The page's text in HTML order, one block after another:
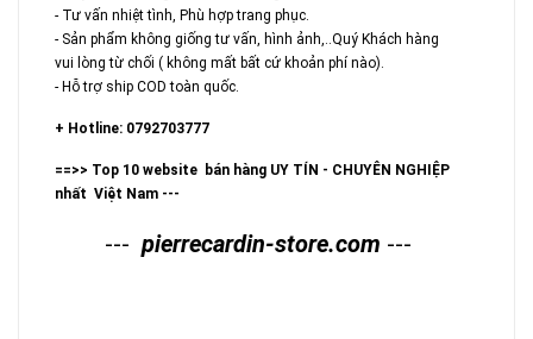
- Tư vấn nhiệt tình, Phù hợp trang phục.
- Sản phẩm không giống tư vấn, hình ảnh,..Quý Khách hàng
vui lòng từ chối ( không mất bất cứ khoản phí nào).
- Hỗ trợ ship COD toàn quốc.
+ Hotline: 0792703777
==>> Top 10 website bán hàng UY TÍN - CHUYÊN NGHIỆP
nhất Việt Nam ---
--- pierrecardin-store.com ---